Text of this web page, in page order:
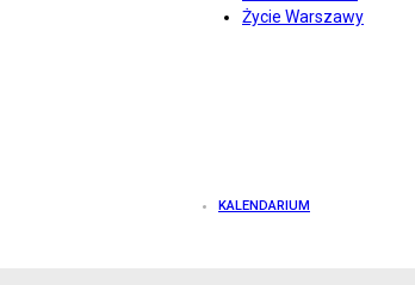
Życie Warszawy
KALENDARIUM